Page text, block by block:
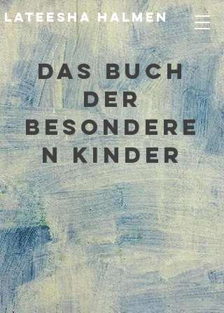
LATEESHA HALMEN
Das buch
der
besondere
n kinder